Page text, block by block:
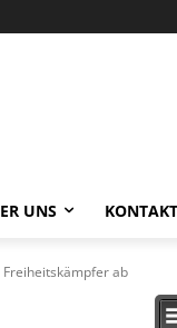
UNS KONTAKT
ab